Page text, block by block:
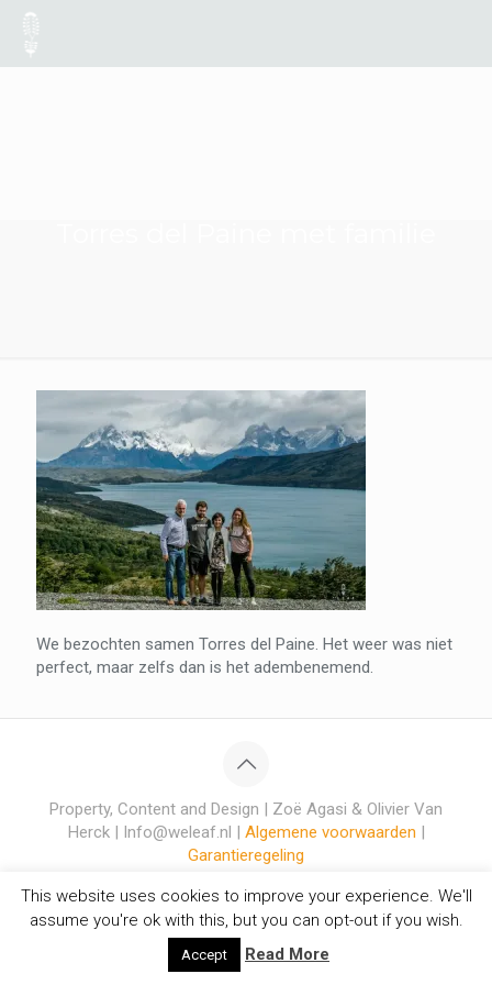
We bezochten samen Torres del Paine. Het weer was niet
perfect, maar zelfs dan is het adembenemend.
Property, Content and Design | Zoë Agasi & Olivier Van
Herck | Info@weleaf.nl | Algemene voorwaarden |
Garantieregeling
This website uses cookies to improve your experience. We'll
assume you're ok with this, but you can opt-out if you wish.
Accept Read More